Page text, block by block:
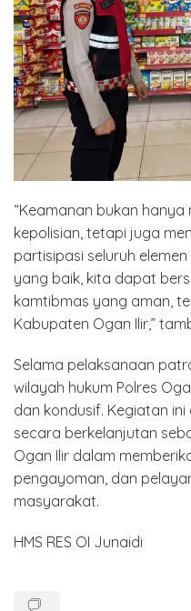
“Keamanan bukan
kepolisian, tetapi juga
partisipasi seluruh
yang baik, kita dapat
kamtibmas yang aman,
Kabupaten Ogan Ilir,”
Selama pelaksanaan
wilayah hukum Polres
dan kondusif. Kegiatan
secara berkelanjutan
Ogan Ilir dalam
pengayoman, dan
masyarakat.
HMS RES OI Junaidi